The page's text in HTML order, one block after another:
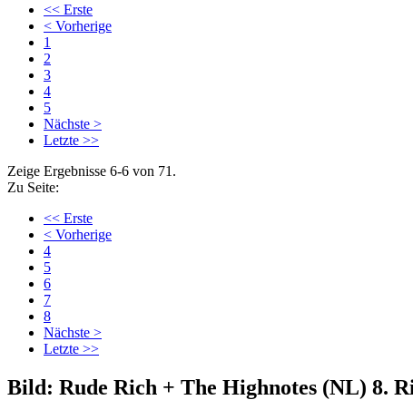
<< Erste
< Vorherige
1
2
3
4
5
Nächste >
Letzte >>
Zeige Ergebnisse 6-6 von 71.
Zu Seite:
<< Erste
< Vorherige
4
5
6
7
8
Nächste >
Letzte >>
Bild: Rude Rich + The Highnotes (NL) 8.